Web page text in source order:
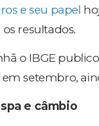
e seu papel
resultados.
o IBGE
em setembro,
e câmbio